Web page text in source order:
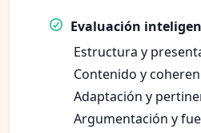
Evaluación
Estructura y
Contenido y
Adaptación y
Argumentación y